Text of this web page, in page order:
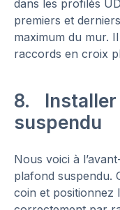
dans les profilés
premiers et
maximum du mur.
raccords en croix
8. Installer
suspendu
Nous voici à
plafond suspendu.
coin et positionnez